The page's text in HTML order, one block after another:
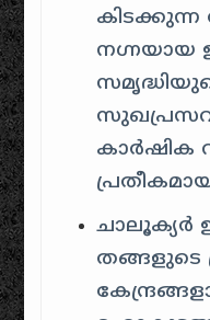
കിടക്കുന്ന
കാർഷിക
ചാലൂക്യർ
തങ്ങളുടെ